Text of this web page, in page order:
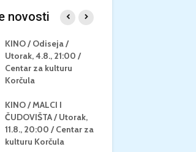
novosti
KINO / Odiseja /
Utorak, 4.8., 21:00 /
Centar za kulturu
Korčula
KINO / MALCI I
ČUDOVIŠTA / Utorak,
11.8., 20:00 / Centar za
kulturu Korčula